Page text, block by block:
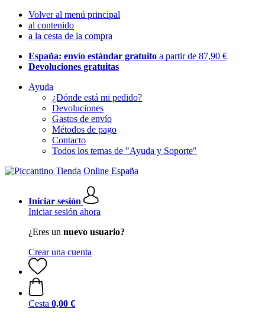
Volver al menú principal
al contenido
a la cesta de la compra
España: envío estándar gratuito a partir de 87,90 €
Devoluciones gratuitas
Ayuda
¿Dónde está mi pedido?
Devoluciones
Gastos de envío
Métodos de pago
Contacto
Todos los temas de "Ayuda y Soporte"
Iniciar sesión
Iniciar sesión ahora
¿Eres un nuevo usuario?
Crear una cuenta
Cesta 0,00 €